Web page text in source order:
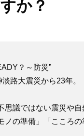
か？
？～防災”
路大震災から23年。
思議ではない震災や自
ノの準備」「こころ